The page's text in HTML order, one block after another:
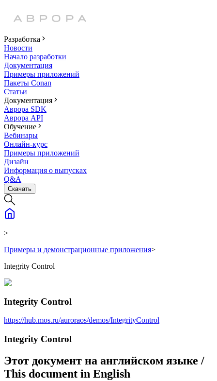
Разработка
Новости
Начало разработки
Документация
Примеры приложений
Пакеты Conan
Статьи
Документация
Аврора SDK
Аврора API
Обучение
Вебинары
Онлайн-курс
Примеры приложений
Дизайн
Информация о выпусках
Q&A
Скачать
>
Примеры и демонстрационные приложения>
Integrity Control
Integrity Control
https://hub.mos.ru/auroraos/demos/IntegrityControl
Integrity Control
Этот документ на английском языке /
This document in English